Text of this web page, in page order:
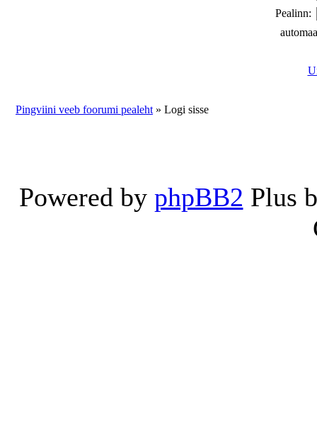
Pealinn:
Pingviini veeb foorumi pealeht » Logi sisse
Powered by phpBB2 Plus